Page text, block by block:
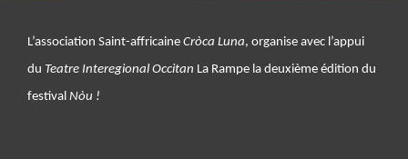
L’association Saint-affricaine Cròca Luna, organise avec l’appui
du Teatre Interegional Occitan La Rampe la deuxième édition du
festival Nòu !